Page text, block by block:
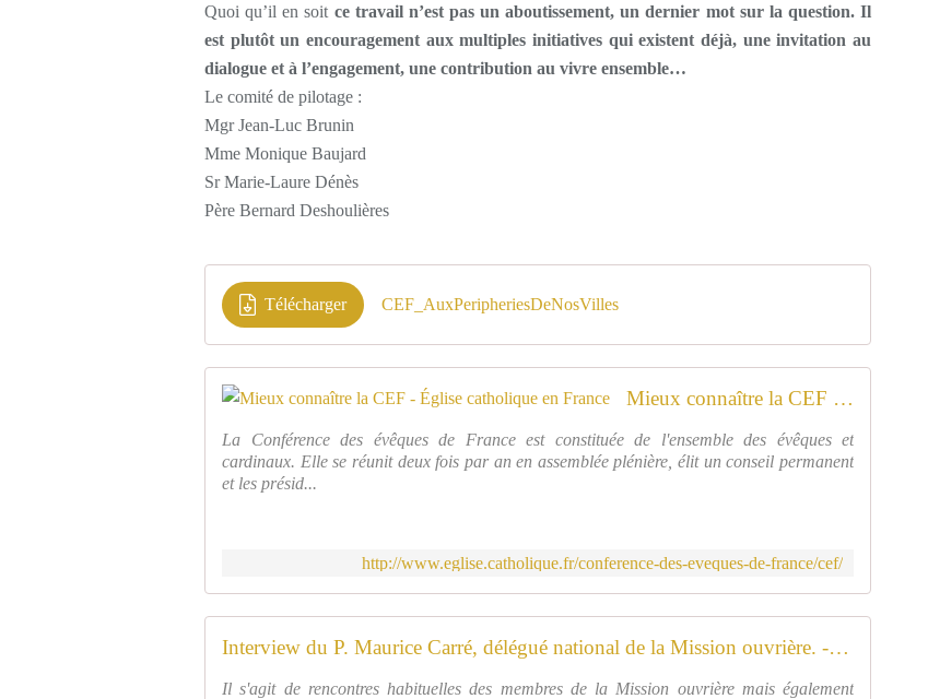
Quoi qu’il en soit ce travail n’est pas un aboutissement, un dernier mot sur la question. Il
est plutôt un encouragement aux multiples initiatives qui existent déjà, une invitation au
dialogue et à l’engagement, une contribution au vivre ensemble…
Le comité de pilotage :
Mgr Jean-Luc Brunin
Mme Monique Baujard
Sr Marie-Laure Dénès
Père Bernard Deshoulières
Télécharger CEF_AuxPeripheriesDeNosVilles
Mieux connaître la CEF - Église catholique en France
La Conférence des évêques de France est constituée de l'ensemble des évêques et
cardinaux. Elle se réunit deux fois par an en assemblée plénière, élit un conseil permanent
et les présid...
http://www.eglise.catholique.fr/conference-des-eveques-de-france/cef/
Interview du P. Maurice Carré, délégué national de la Mission ouvrière. - Église catholique en France
Il s'agit de rencontres habituelles des membres de la Mission ouvrière mais également